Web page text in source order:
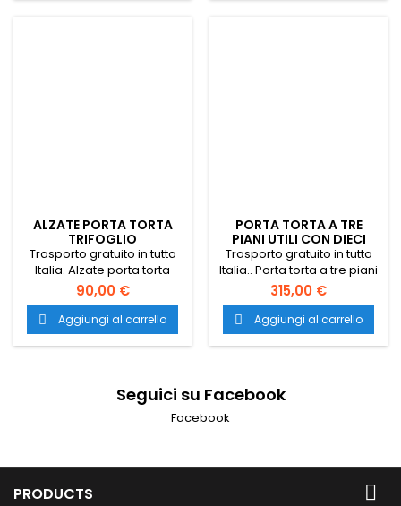
torte. alzate pasticceria.
alzata per pasticceria.
ALZATE PORTA TORTA
TRIFOGLIO
Trasporto gratuito in tutta
Italia. Alzate porta torta
Trifoglio. alzate per torta.
alzata per torta. alzate per
appoggiare torte. alzate
pasticceria. alzata per
pasticceria. alzata colorata
90,00 €
 Aggiungi al carrello
PORTA TORTA A TRE
PIANI UTILI CON DIECI
COLONNE
Trasporto gratuito in tutta
Italia.. Porta torta a tre piani
utili con dieci
colonne. alzate per torta.
alzata per torta. alzate per
appoggiare torte. alzate
pasticceria. alzata per
315,00 €
 Aggiungi al carrello
Seguici su Facebook
Facebook
PRODUCTS 